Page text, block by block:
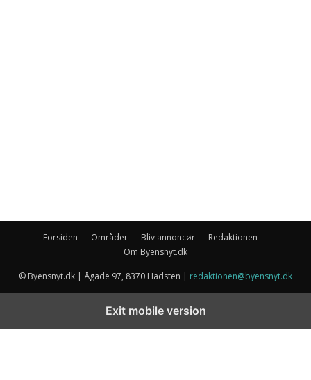
Forsiden Områder Bliv annoncør
Redaktionen
Om Byensnyt.dk
© Byensnyt.dk | Ågade 97, 8370 Hadsten | redaktionen@byensnyt.dk
Exit mobile version